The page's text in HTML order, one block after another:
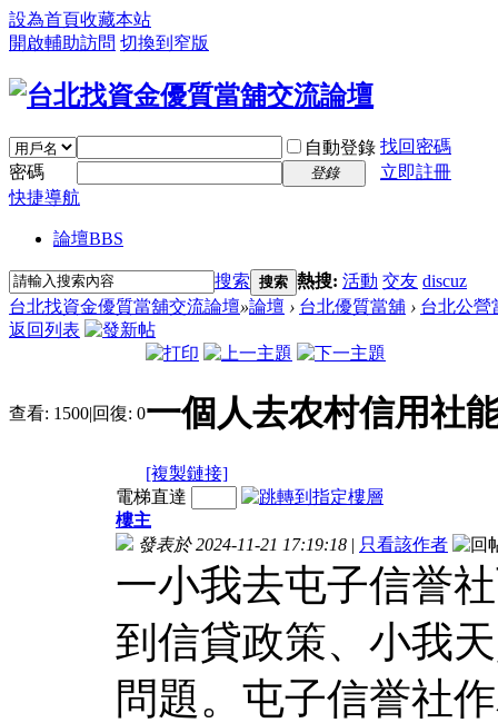
設為首頁收藏本站
開啟輔助訪問 切換到窄版
自動登錄 找回密碼
密碼
登錄
立即註冊
快捷導航
論壇BBS
搜索 搜索 熱搜: 活動 交友 discuz
台北找資金優質當舖交流論壇»論壇 › 台北優質當舖 › 台北公營
返回列表
查看: 1500|回復: 0一個人去农村信用社
[複製鏈接]
電梯直達
樓主
發表於 2024-11-21 17:19:18 | 只看該作者
一小我去屯子信誉
到信貸政策、小我
問題。屯子信誉社